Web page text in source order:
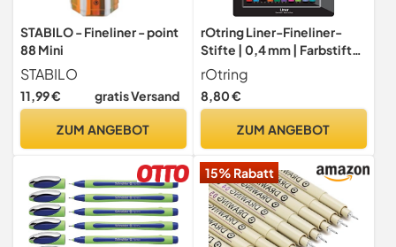
STABILO - Fineliner - point
88 Mini
STABILO
11,99 € gratis Versand
ZUM ANGEBOT
rOtring Liner-Fineliner-
Stifte | 0,4 mm | Farbstifte
zum Schreiben und
Zeichnen | plastikfreie
Verpackung | diverse
rOtring
8,80 €
ZUM ANGEBOT
15% Rabatt